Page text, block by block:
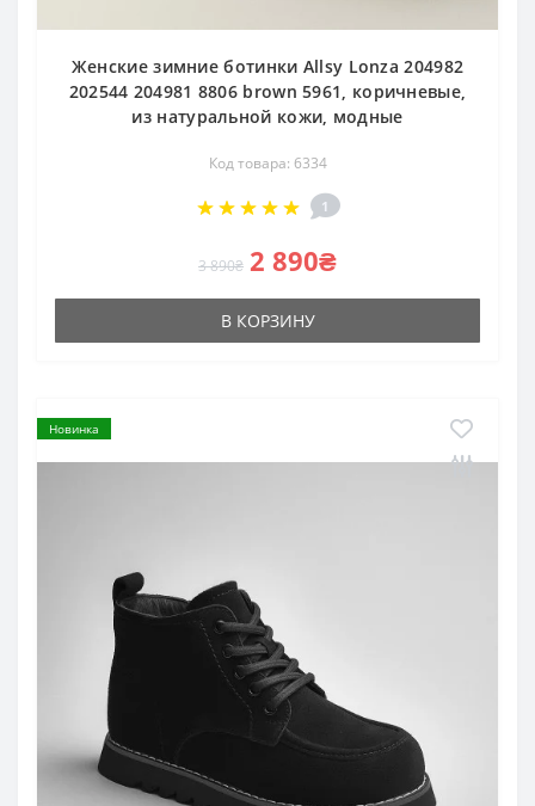
Женские зимние ботинки Allsy Lonza 204982
202544 204981 8806 brown 5961, коричневые,
из натуральной кожи, модные
Код товара: 6334
1
3 890₴ 2 890₴
В КОРЗИНУ
Новинка